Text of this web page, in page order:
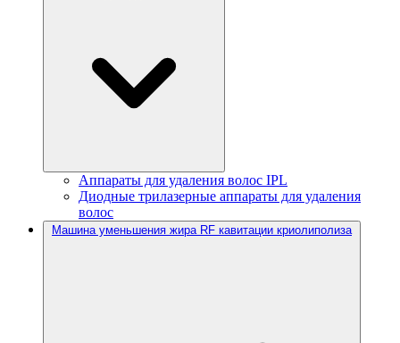
Аппараты для удаления волос IPL
Диодные трилазерные аппараты для удаления
волос
Машина уменьшения жира RF кавитации криолиполиза